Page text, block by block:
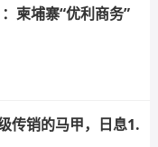
柬埔寨“优利商务”
传销的马甲，日息1.